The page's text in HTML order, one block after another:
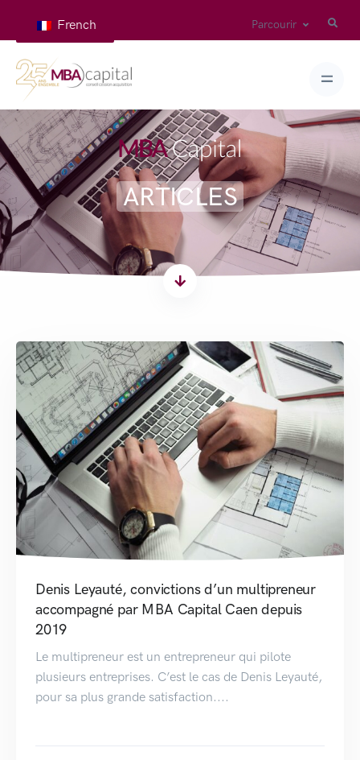
French Parcourir
ARTICLES
Denis Leyauté, convictions d’un multipreneur
accompagné par MBA Capital Caen depuis
2019
Le multipreneur est un entrepreneur qui pilote
plusieurs entreprises. C’est le cas de Denis Leyauté,
pour sa plus grande satisfaction....